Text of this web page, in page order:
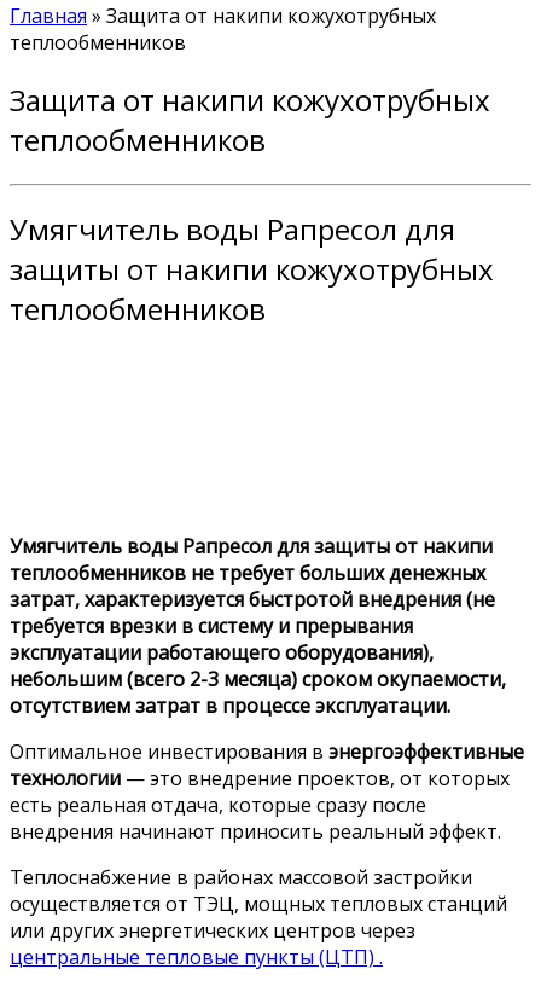
Главная » Защита от накипи кожухотрубных
теплообменников
Защита от накипи кожухотрубных
теплообменников
Умягчитель воды Рапресол для
защиты от накипи кожухотрубных
теплообменников
Умягчитель воды Рапресол для защиты от накипи
теплообменников не требует больших денежных
затрат, характеризуется быстротой внедрения (не
требуется врезки в систему и прерывания
эксплуатации работающего оборудования),
небольшим (всего 2-3 месяца) сроком окупаемости,
отсутствием затрат в процессе эксплуатации.
Оптимальное инвестирования в энергоэффективные
технологии — это внедрение проектов, от которых
есть реальная отдача, которые сразу после
внедрения начинают приносить реальный эффект.
Теплоснабжение в районах массовой застройки
осуществляется от ТЭЦ, мощных тепловых станций
или других энергетических центров через
центральные тепловые пункты (ЦТП) .